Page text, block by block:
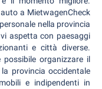
a MietwagenCheck
nella provincia
aspetta con paesaggi
e città diverse.
organizzare il
provincia occidentale
e indipendenti in